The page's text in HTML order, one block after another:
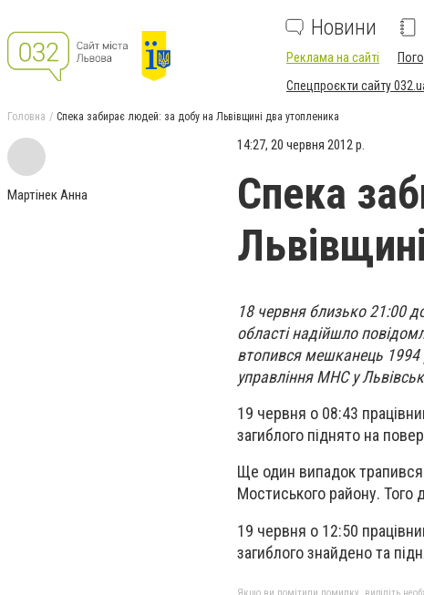
Новини
Реклама на сайті
Спецпроєкти сайту
Головна Спека забирає людей: за добу на Львівщині два утопленика
Мартінек Анна
14:27, 20 червня 2012 р.
Спека
18 червня близько 21:00
області надійшло
втопився мешканець 1994
управління МНС у
19 червня о 08:43
загиблого піднято на
Ще один випадок трапився
Мостиського району. Того
19 червня о 12:50
загиблого знайдено та
Якщо ви помітили помилку, виділіть